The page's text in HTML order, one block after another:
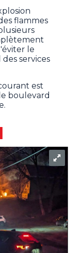
flammes
le
services
est
boulevard